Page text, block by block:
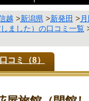
越 >新潟県>新発田 >
ました）の口コミ一覧
口コミ（8）